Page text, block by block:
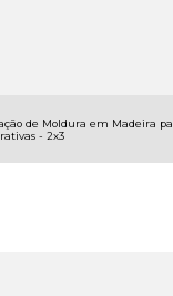
de Moldura em Madeira
- 2x3